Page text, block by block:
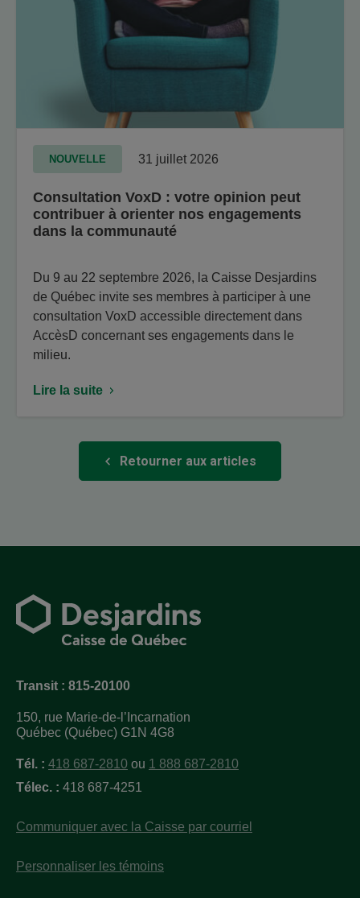
NOUVELLE 31 juillet 2026
Consultation VoxD : votre opinion peut
contribuer à orienter nos engagements
dans la communauté
Du 9 au 22 septembre 2026, la Caisse Desjardins
de Québec invite ses membres à participer à une
consultation VoxD accessible directement dans
AccèsD concernant ses engagements dans le
milieu.
Lire la suite
Retourner aux articles
Transit : 815-20100
150, rue Marie-de-l’Incarnation
Québec (Québec) G1N 4G8
Tél. : 418 687-2810 ou 1 888 687-2810
Télec. : 418 687-4251
Communiquer avec la Caisse par courriel
Personnaliser les témoins